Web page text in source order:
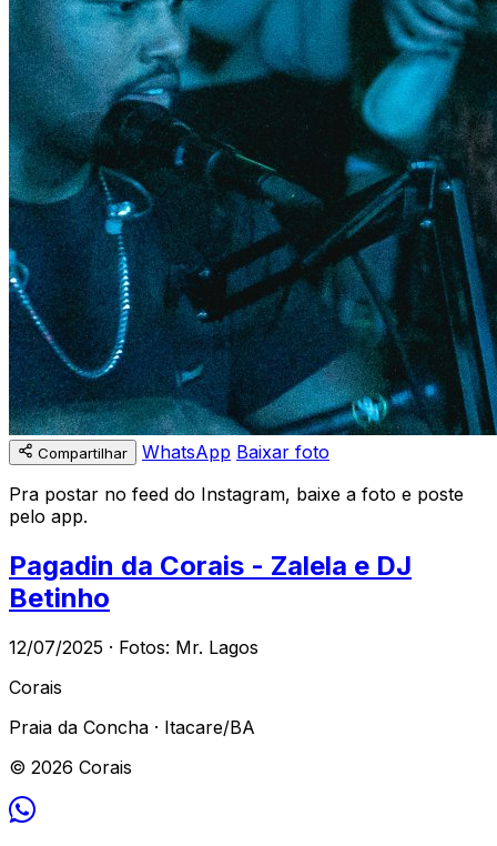
Compartilhar WhatsApp Baixar foto
Pra postar no feed do Instagram, baixe a foto e poste
pelo app.
Pagadin da Corais - Zalela e DJ
Betinho
12/07/2025 · Fotos: Mr. Lagos
Corais
Praia da Concha · Itacare/BA
© 2026 Corais